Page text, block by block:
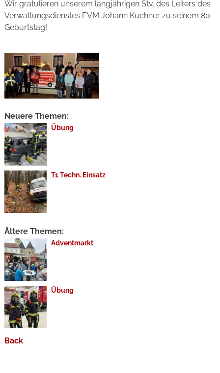
Wir gratulieren unserem langjährigen Stv. des Leiters des
Verwaltungsdienstes EVM Johann Kuchner zu seinem 80.
Geburtstag!
Neuere Themen:
Übung
T1 Techn. Einsatz
Ältere Themen:
Adventmarkt
Übung
Back